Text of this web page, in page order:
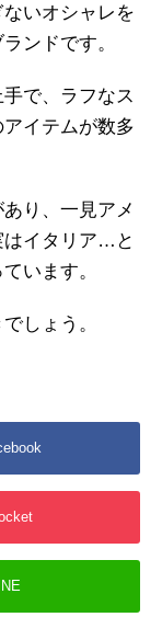
いオシャレを
ンドです。
で、ラフなス
イテムが数多
り、一見アメ
はイタリア…と
います。
しょう。